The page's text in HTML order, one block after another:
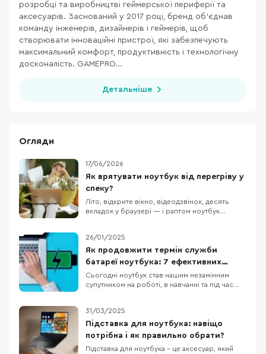
розробці та виробництві геймерської периферії та
аксесуарів. Заснований у 2017 році, бренд об’єднав
команду інженерів, дизайнерів і геймерів, щоб
створювати інноваційні пристрої, які забезпечують
максимальний комфорт, продуктивність і технологічну
досконалість. GAMEPRO...
Детальніше
Огляди
17/06/2026
Як врятувати ноутбук від перегріву у
спеку?
Літо, відкрите вікно, відеодзвінок, десять
вкладок у браузері — і раптом ноутбук
а простий дзвінок у Zoom уже схожий на
випробування нервів. І це не тільки про
дискомфорт. Коли перегрівається ноутбук,
він мож
26/01/2025
Як продовжити термін служби
батареї ноутбука: 7 ефективних
порад
Сьогодні ноутбук став нашим незамінним
супутником на роботі, в навчанні та під час
слабинку – батарею, котра з часом втрачає
свою ємність. Багато хто стикається з
ситуацією, коли без зарядного пристрою
неможливо проп
31/03/2025
Підставка для ноутбука: навіщо
потрібна і як правильно обрати?
Підставка для ноутбука – це аксесуар, який